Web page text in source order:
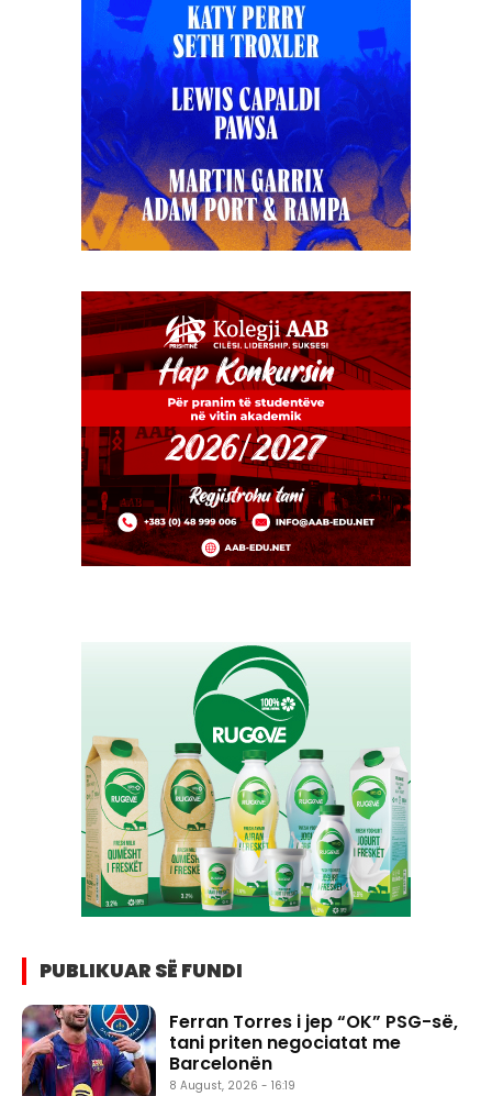
PUBLIKUAR SË FUNDI
Ferran Torres i jep “OK” PSG-së,
tani priten negociatat me
Barcelonën
8 August, 2026 - 16:19